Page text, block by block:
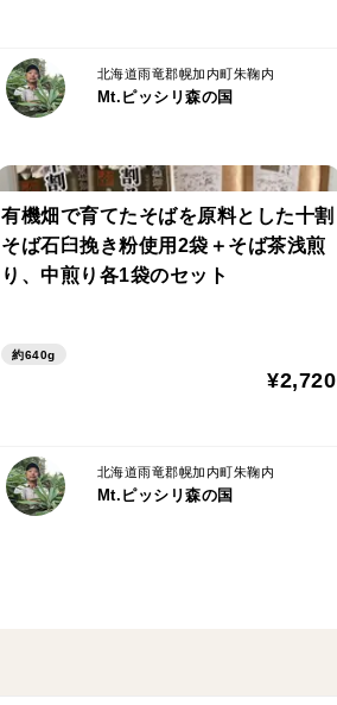
北海道雨竜郡幌加内町朱鞠内
Mt.ピッシリ森の国
有機畑で育てたそばを原料とした十割
そば石臼挽き粉使用2袋＋そば茶浅煎
り、中煎り各1袋のセット
約640g
¥2,720
北海道雨竜郡幌加内町朱鞠内
Mt.ピッシリ森の国